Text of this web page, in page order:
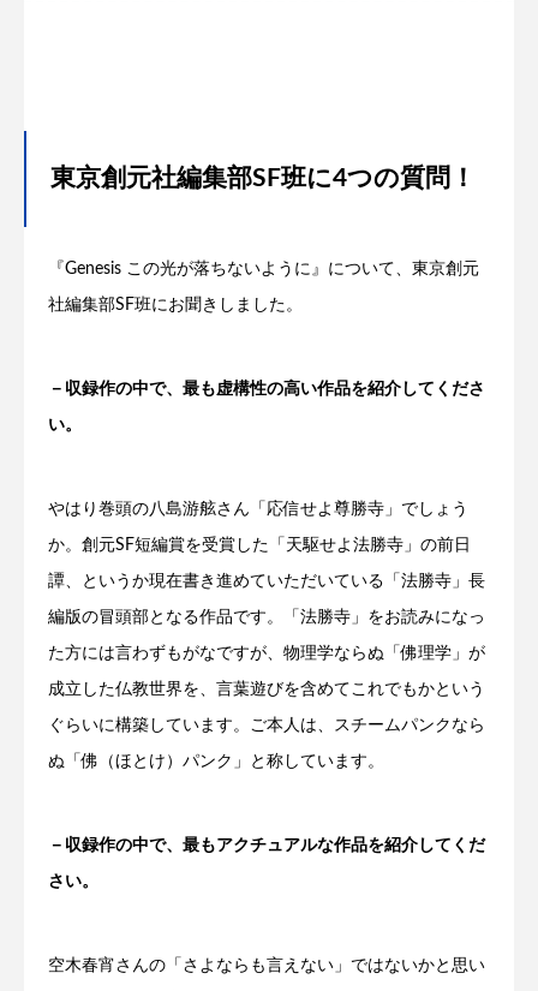
東京創元社編集部SF班に4つの質問！
『Genesis この光が落ちないように』について、東京創元
社編集部SF班にお聞きしました。
－収録作の中で、最も虚構性の高い作品を紹介してくださ
い。
やはり巻頭の八島游舷さん「応信せよ尊勝寺」でしょう
か。創元SF短編賞を受賞した「天駆せよ法勝寺」の前日
譚、というか現在書き進めていただいている「法勝寺」長
編版の冒頭部となる作品です。「法勝寺」をお読みになっ
た方には言わずもがなですが、物理学ならぬ「佛理学」が
成立した仏教世界を、言葉遊びを含めてこれでもかという
ぐらいに構築しています。ご本人は、スチームパンクなら
ぬ「佛（ほとけ）パンク」と称しています。
－収録作の中で、最もアクチュアルな作品を紹介してくだ
さい。
空木春宵さんの「さよならも言えない」ではないかと思い